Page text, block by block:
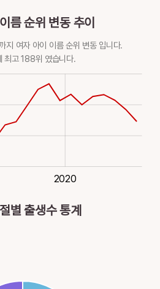
름 순위 변동 추이
여자 아이 이름 순위 변동 입니다.
최고 188위 였습니다.
2020
별 출생수 통계